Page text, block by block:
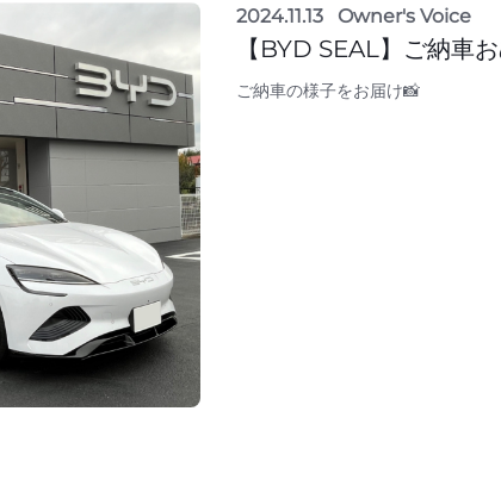
2024.11.13 Owner's Voice
【BYD SEAL】ご納車
ご納車の様子をお届け📸